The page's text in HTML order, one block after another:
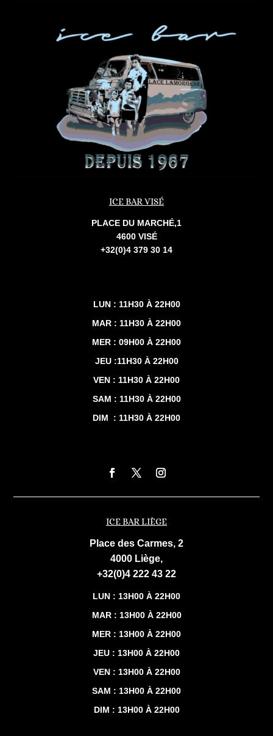
ICE BAR VISÉ
PLACE DU MARCHÉ,1
4600 VISÉ
+32(0)4 379 30 14
LUN : 11H30 À 22H00
MAR : 11H30 À 22H00
MER : 09H00 À 22H00
JEU :11H30 À 22H00
VEN : 11H30 À 22H00
SAM : 11H30 À 22H00
DIM : 11H30 À 22H00
ICE BAR LIÈGE
Place des Carmes, 2
4000 Liège,
+32(0)4 222 43 22
LUN : 13H00 À 22H00
MAR : 13H00 À 22H00
MER : 13H00 À 22H00
JEU : 13H00 À 22H00
VEN : 13H00 À 22H00
SAM : 13H00 À 22H00
DIM : 13H00 À 22H00